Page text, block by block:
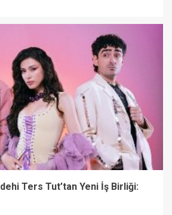
Ters Tut’tan Yeni İş Birliği: